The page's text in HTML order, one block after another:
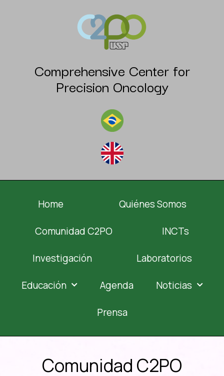
Comprehensive Center for
Precision Oncology
Home Quiénes Somos
Comunidad C2PO INCTs
Investigación Laboratorios
Educación Agenda Noticias
Prensa
Comunidad C2PO